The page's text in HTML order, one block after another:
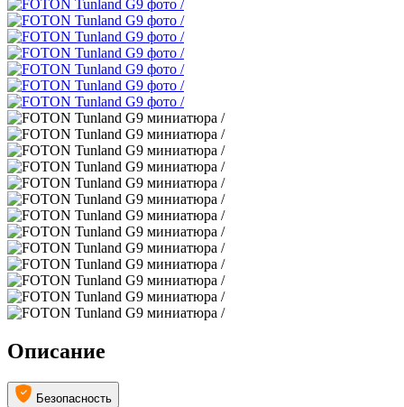
Описание
Безопасность